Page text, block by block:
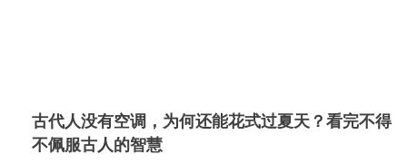
古代人没有空调，为何还能花式过夏天？看完不得
不佩服古人的智慧